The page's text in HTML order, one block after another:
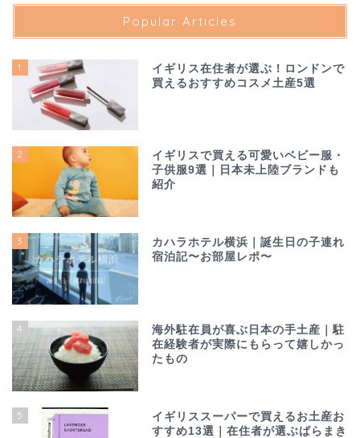
Popular Articles
1
イギリス在住者が選ぶ！ロンドンで
買えるおすすめコスメ土産5選
2
イギリスで買える可愛いベビー服・
子供服9選｜日本未上陸ブランドも
紹介
3
カハラホテル横浜｜誕生日の子連れ
宿泊記〜お部屋レポ〜
4
海外駐在員が喜ぶ日本の手土産｜駐
在経験者が実際にもらって嬉しかっ
たもの
5
イギリススーパーで買えるお土産お
すすめ13選｜在住者が選ぶばらまき